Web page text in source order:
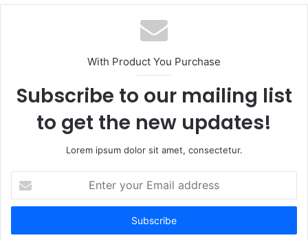
With Product You Purchase
Subscribe to our mailing list
to get the new updates!
Lorem ipsum dolor sit amet, consectetur.
your
Email